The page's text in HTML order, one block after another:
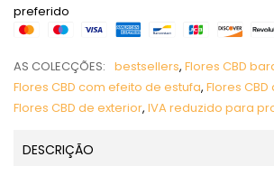
preferido
AS COLECÇÕES: bestsellers, Flores CBD
Flores CBD com efeito de estufa, Flores
Flores CBD de exterior, IVA reduzido para
DESCRIÇÃO